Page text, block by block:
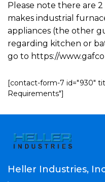
Please note there are
makes industrial
appliances (the other
regarding kitchen or
go to https://
[contact-form-7 id="930"
Requirements"]
Heller Industries,